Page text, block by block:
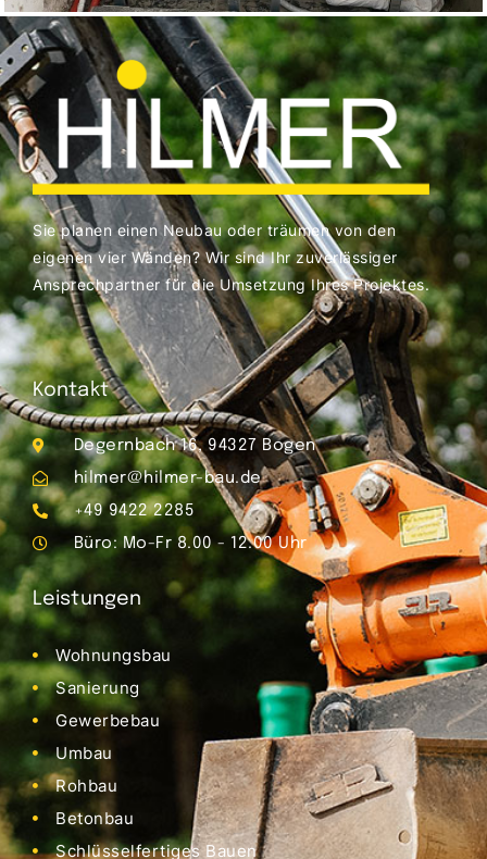
Sie planen einen Neubau oder träumen von den
eigenen vier Wänden? Wir sind Ihr zuverlässiger
Ansprechpartner für die Umsetzung Ihres Projektes.
Kontakt
Degernbach 16, 94327 Bogen
hilmer@hilmer-bau.de
+49 9422 2285
Büro: Mo-Fr 8.00 - 12.00 Uhr
Leistungen
Wohnungsbau
Sanierung
Gewerbebau
Umbau
Rohbau
Betonbau
Schlüsselfertiges Bauen